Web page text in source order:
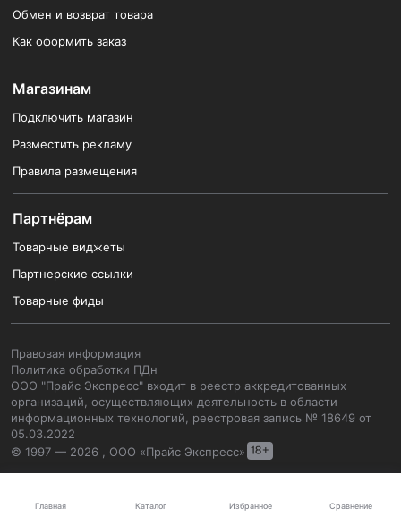
Главная Каталог Избранное Сравнение
Обмен и возврат товара
Как оформить заказ
Магазинам
Подключить магазин
Разместить рекламу
Правила размещения
Партнёрам
Товарные виджеты
Партнерские ссылки
Товарные фиды
Правовая информация
Политика обработки ПДн
ООО "Прайс Экспресс" входит в реестр аккредитованных
организаций, осуществляющих деятельность в области
информационных технологий, реестровая запись № 18649 от
05.03.2022
© 1997 — 2026 , ООО «Прайс Экспресс»